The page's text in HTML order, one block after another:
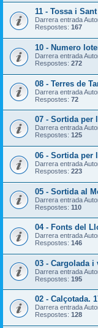
11 - Tossa i
Darrera entrada
Respostes: 167
10 - Numero
Darrera entrada
Respostes: 272
08 - Terres de
Darrera entrada
Respostes: 72
07 - Sortida per
Darrera entrada
Respostes: 125
06 - Sortida per
Darrera entrada
Respostes: 223
05 - Sortida al
Darrera entrada
Respostes: 110
04 - Fonts del
Darrera entrada
Respostes: 146
03 - Cargolada i
Darrera entrada
Respostes: 195
02 - Calçotada.
Darrera entrada
Respostes: 128